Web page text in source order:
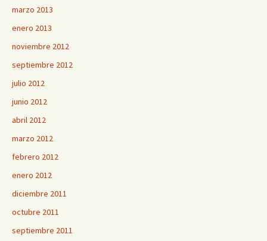
marzo 2013
enero 2013
noviembre 2012
septiembre 2012
julio 2012
junio 2012
abril 2012
marzo 2012
febrero 2012
enero 2012
diciembre 2011
octubre 2011
septiembre 2011